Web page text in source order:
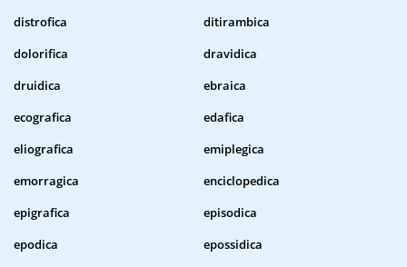
distrofica
ditirambica
dolorifica
dravidica
druidica
ebraica
ecografica
edafica
eliografica
emiplegica
emorragica
enciclopedica
epigrafica
episodica
epodica
epossidica